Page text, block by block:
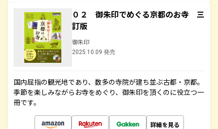
０２ 御朱印でめぐる京都のお寺 三
訂版
御朱印
2025.10.09 発売
国内屈指の観光地であり、数多の寺院が建ち並ぶ古都・京都。
季節を楽しみながらお寺をめぐり、御朱印を頂くのに役立つ一
冊です。
詳細を見る